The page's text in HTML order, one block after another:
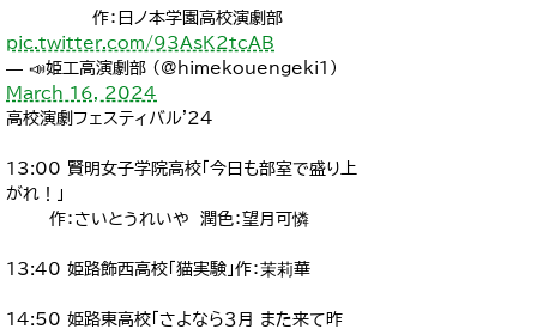
作：日ノ本学園高校演劇部
pic.twitter.com/93AsK2tcAB
— 📣姫工高演劇部 (@himekouengeki1)
March 16, 2024
高校演劇フェスティバル'24
13:00 賢明女子学院高校「今日も部室で盛り上
がれ！」
作：さいとうれいや 潤色：望月可憐
13:40 姫路飾西高校「猫実験」作：茉莉華
14:50 姫路東高校「さよなら３月 また来て昨